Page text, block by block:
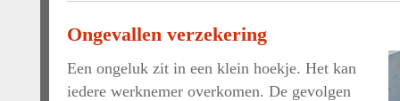
Ongevallen verzekering
Een ongeluk zit in een klein hoekje. Het kan
iedere werknemer overkomen. De gevolgen